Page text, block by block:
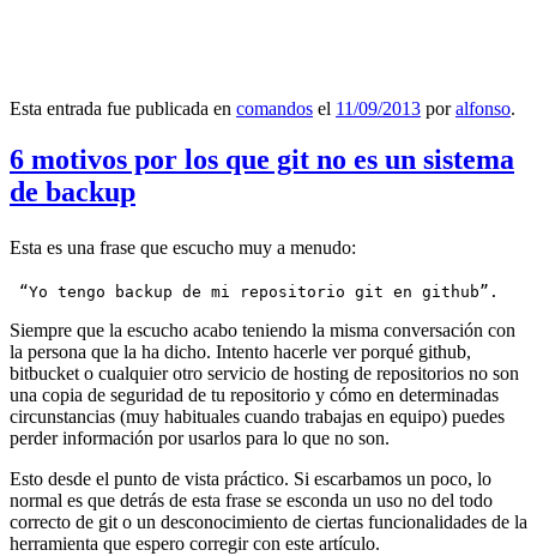
Esta entrada fue publicada en comandos el 11/09/2013 poralfonso.
6 motivos por los que git no es un sistema
de backup
Esta es una frase que escucho muy a menudo:
“Yo tengo backup de mi repositorio git en github”.
Siempre que la escucho acabo teniendo la misma conversación con
la persona que la ha dicho. Intento hacerle ver porqué github,
bitbucket o cualquier otro servicio de hosting de repositorios no son
una copia de seguridad de tu repositorio y cómo en determinadas
circunstancias (muy habituales cuando trabajas en equipo) puedes
perder información por usarlos para lo que no son.
Esto desde el punto de vista práctico. Si escarbamos un poco, lo
normal es que detrás de esta frase se esconda un uso no del todo
correcto de git o un desconocimiento de ciertas funcionalidades de la
herramienta que espero corregir con este artículo.